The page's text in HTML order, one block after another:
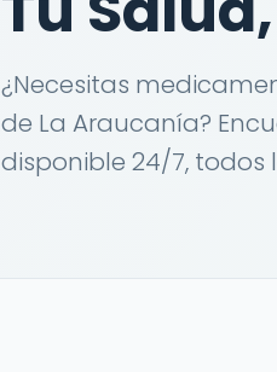
¿Necesitas
de La Araucanía?
disponible 24/7, todos